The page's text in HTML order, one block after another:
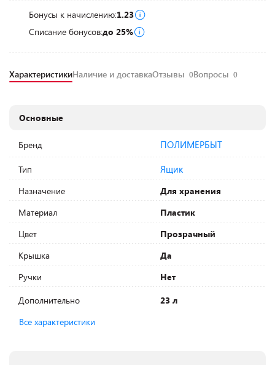
Бонусы к начислению:1.23
Списание бонусов:до 25%
ХарактеристикиНаличие и доставкаОтзывы 0Вопросы 0
Основные
Бренд ПОЛИМЕРБЫТ
Тип Ящик
Назначение
Для хранения
Материал
Пластик
Цвет
Прозрачный
Крышка
Да
Ручки
Нет
Дополнительно
23 л
Все характеристики